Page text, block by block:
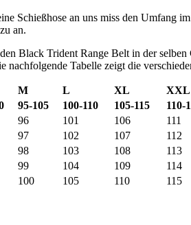
Schießhose an uns miss den Umfang
an.
Black Trident Range Belt in der
nachfolgende Tabelle zeigt die
M L XL
XXL
95-105 100-110 105-115
110-
96 101 106
111
97 102 107
112
98 103 108
113
99 104 109
114
100 105 110
115